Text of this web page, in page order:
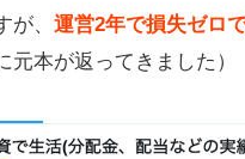
、 運営2年で損失ゼロ
本が返ってきました）